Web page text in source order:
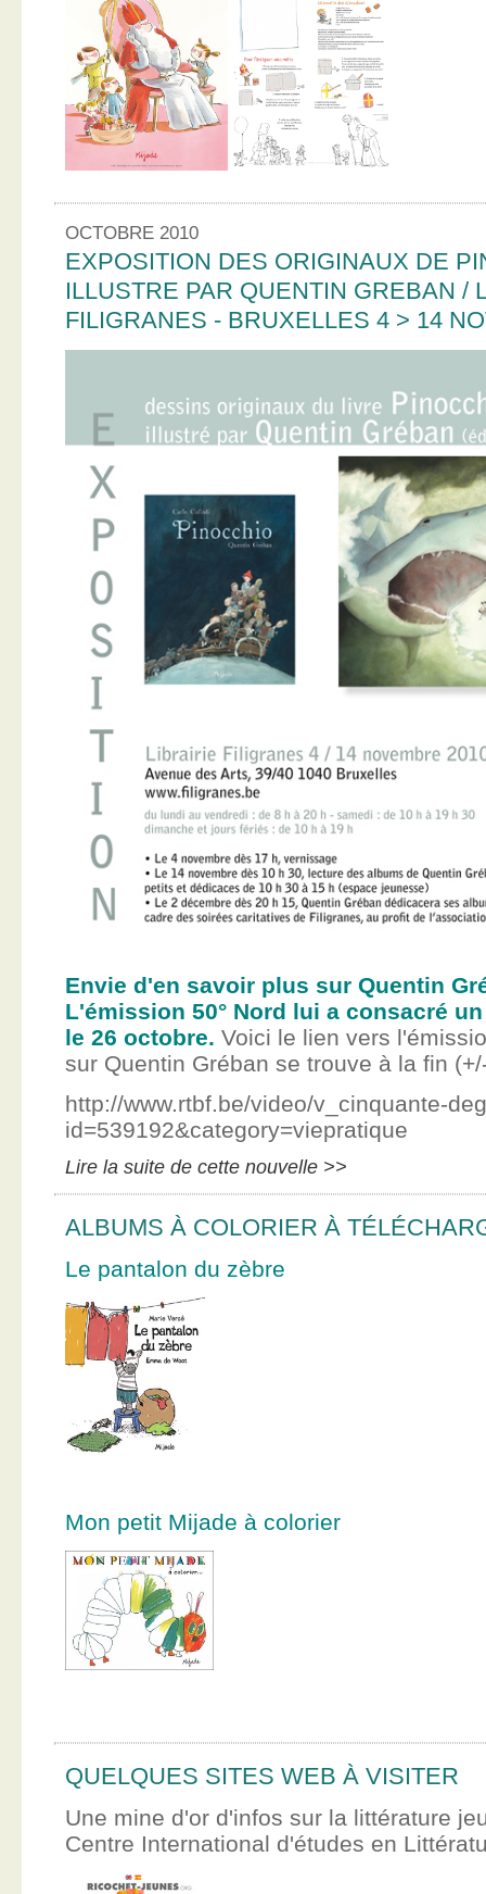
OCTOBRE 2010
EXPOSITION DES ORIGINAUX DE
ILLUSTRE PAR QUENTIN GREBAN /
FILIGRANES - BRUXELLES 4 > 14
Envie d'en savoir plus sur Quentin
L'émission 50° Nord lui a consacré
le 26 octobre. Voici le lien vers
sur Quentin Gréban se trouve à la fin
http://www.rtbf.be/video/v_cinquante-
id=539192&category=viepratique
Lire la suite de cette nouvelle >>
ALBUMS À COLORIER À
Le pantalon du zèbre
Mon petit Mijade à colorier
QUELQUES SITES WEB À VISITER
Une mine d'or d'infos sur la littérature
Centre International d'études en